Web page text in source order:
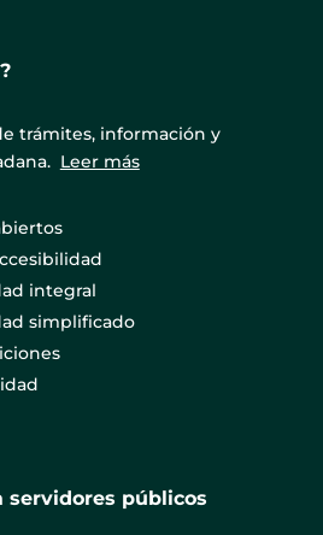
trámites, información y
Leer más
integral
simplificado
servidores públicos